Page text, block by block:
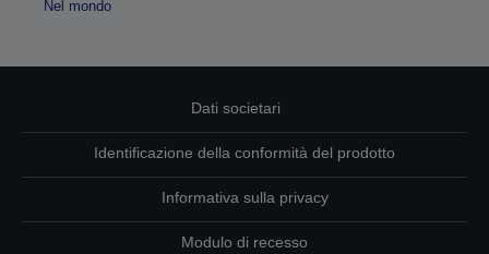
Nel mondo
Dati societari
Identificazione della conformità del prodotto
Informativa sulla privacy
Modulo di recesso